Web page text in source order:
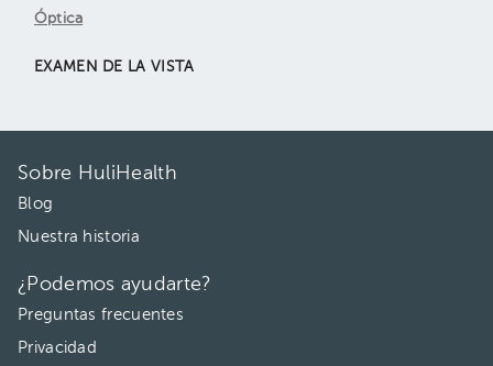
Óptica
EXAMEN DE LA VISTA
Sobre HuliHealth
Blog
Nuestra historia
¿Podemos ayudarte?
Preguntas frecuentes
Privacidad